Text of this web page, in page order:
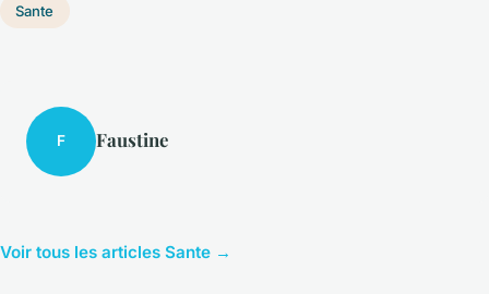
Sante
F Faustine
Voir tous les articles Sante →